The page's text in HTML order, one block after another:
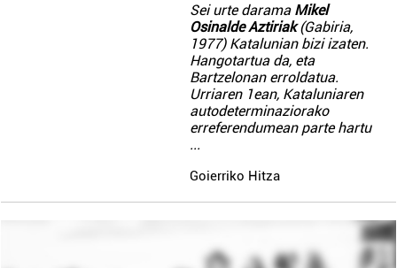
Sei urte darama Mikel
Osinalde Aztiriak(Gabiria,
1977) Katalunian bizi izaten.
Hangotartua da, eta
Bartzelonan erroldatua.
Urriaren 1ean, Kataluniaren
autodeterminaziorako
erreferendumean parte hartu
...
Goierriko Hitza